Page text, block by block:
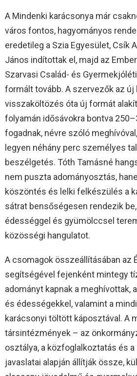
A Mindenki karácsonya már
város fontos, hagyományos
eredetileg a Szia Egyesület, Csík
János indítottak el, majd az
Szarvasi Család- és
formált tovább. A szervezők az új
visszaköltözés óta új formát
folyamán idősávokra bontva
fogadnak, névre szóló
legyen néhány perc személyes
beszélgetés. Tóth Tamásné
nem puszta adományosztás,
köszöntés és lelki felkészülés a
sátrat bensőségesen rendezik be,
édességgel és gyümölccsel
közösségi hangulatot.
A csomagok összeállításában az
segítségével fejenként mintegy
adományt kapnak a meghívottak,
és édességekkel, valamint a
karácsonyi töltött káposztával. A
társintézmények – az
osztálya, a közfoglalkoztatás és
javaslatai alapján állítják össze,